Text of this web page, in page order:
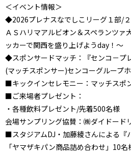
＜イベント情報＞
◆2026プレナスなでしこリーグ１部/
ＡＳハリマアルビオン＆スペランツァ
ッカーで関西を盛り上げようday！～
◆スポンサードマッチ：『センコ－プ
(マッチスポンサー)センコーグループ
■キックインセレモニー：マッチスポ
■ご来場者プレゼント：
・各種飲料プレゼント/先着500名様
会場サンプリング協賛：㈱ダイドード
■スタジアムDJ・加藤綾さんによる『
「ヤマザキパン商品詰め合わせ」10名